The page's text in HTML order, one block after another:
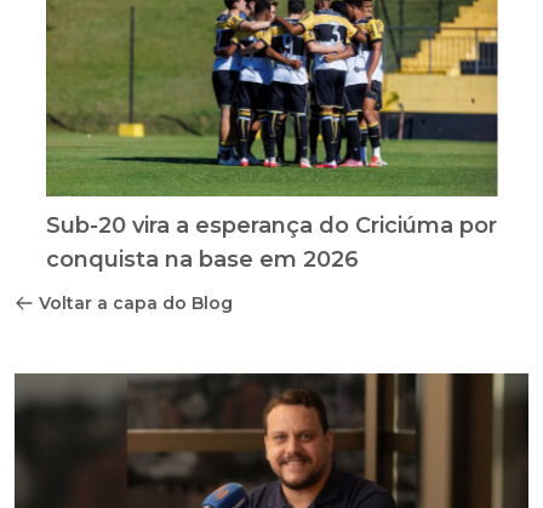
Sub-20 vira a esperança do Criciúma por
conquista na base em 2026
Voltar a capa do Blog